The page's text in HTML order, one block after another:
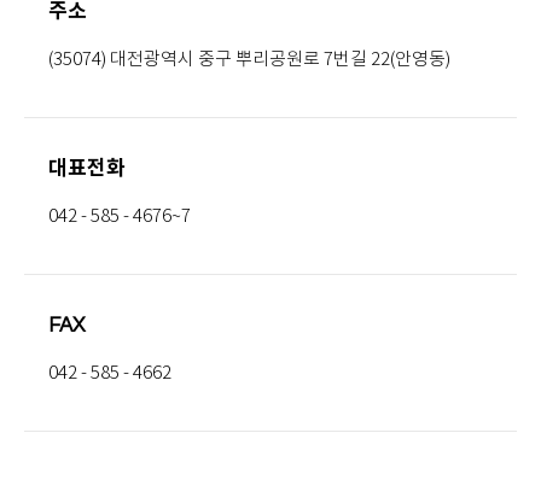
주소
(35074) 대전광역시 중구 뿌리공원로 7번길 22(안영동)
대표전화
042 - 585 - 4676~7
FAX
042 - 585 - 4662